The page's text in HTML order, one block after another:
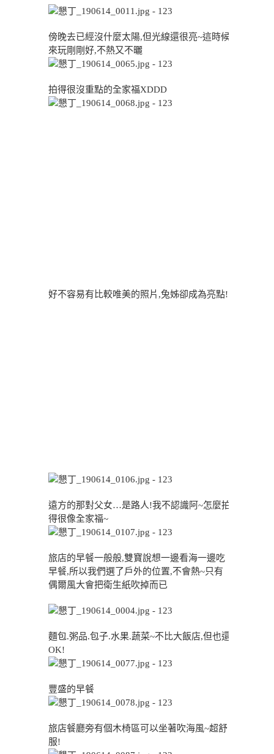
傍晚去已經沒什麼太陽,但光線還很亮~這時候
來玩剛剛好,不熱又不曬
拍得很沒重點的全家福XDDD
好不容易有比較唯美的照片,兔姊卻成為亮點!
遠方的那對父女…是路人!我不認識阿~怎麼拍
得很像全家福~
旅店的早餐一般般,雙寶說想一邊看海一邊吃
早餐,所以我們選了戶外的位置,不會熱~只有
偶爾風大會把衛生紙吹掉而已
麵包.粥品.包子.水果.蔬菜~不比大飯店,但也還
OK!
豐盛的早餐
旅店餐廳旁有個木椅區可以坐著吹海風~超舒
服!